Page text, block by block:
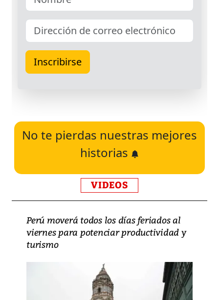
No te pierdas nuestras mejores
historias
VIDEOS
Perú moverá todos los días feriados al
viernes para potenciar productividad y
turismo